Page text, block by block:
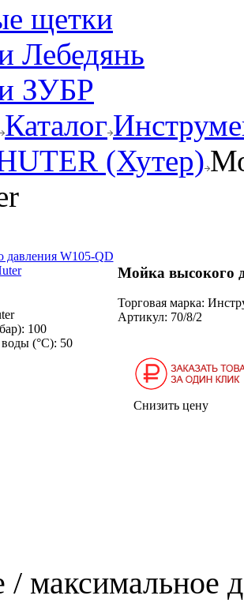
щетки
Лебедянь
ЗУБР
Каталог
(Хутер)
100
(°С): 50
Мойка высокого
Торговая марка:
Артикул: 70/8/2
Снизить цену
/ максимальное